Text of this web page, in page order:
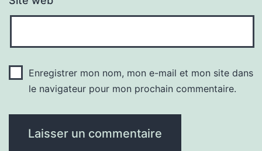
Enregistrer mon nom, mon e-mail et mon site dans
le navigateur pour mon prochain commentaire.